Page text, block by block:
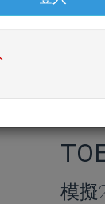
口說寫作
習系統(試用)
模擬